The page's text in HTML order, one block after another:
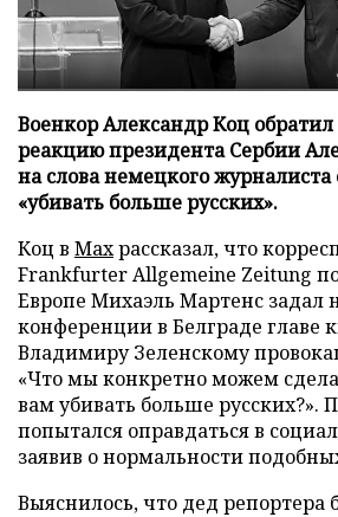
Военкор Александр Коц
реакцию президента Сербии
на слова немецкого журналиста
«убивать больше русских».
Коц в Махрассказал, что
Frankfurter Allgemeine Zeitung
Европе Михаэль Мартенс задал
конференции в Белграде главе
Владимиру Зеленскому
«Что мы конкретно можем
вам убивать больше русских?».
попытался оправдаться в
заявив о нормальности
Выяснилось, что дед репортера